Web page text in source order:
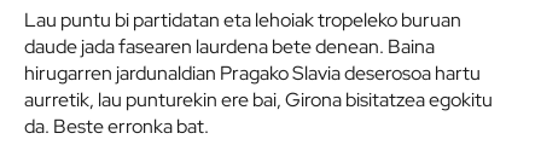
Lau puntu bi partidatan eta lehoiak tropeleko buruan
daude jada fasearen laurdena bete denean. Baina
hirugarren jardunaldian Pragako Slavia deserosoa hartu
aurretik, lau punturekin ere bai, Girona bisitatzea egokitu
da. Beste erronka bat.